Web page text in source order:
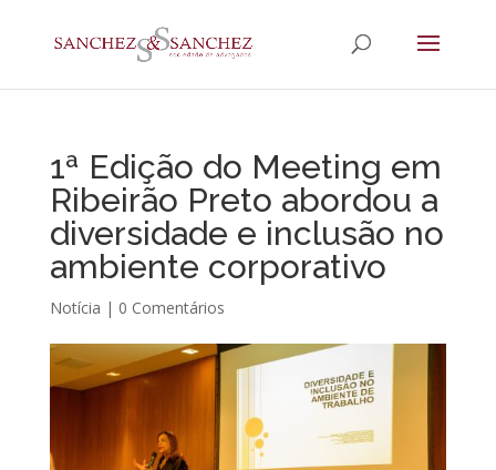
1ª Edição do Meeting em
Ribeirão Preto abordou a
diversidade e inclusão no
ambiente corporativo
Notícia | 0 Comentários